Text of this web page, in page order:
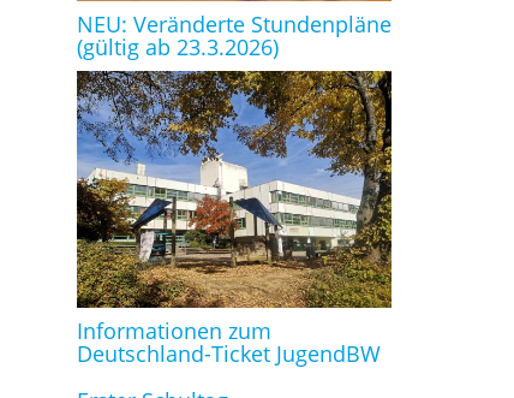
NEU: Veränderte Stundenpläne
(gültig ab 23.3.2026)
Informationen zum
Deutschland-Ticket JugendBW